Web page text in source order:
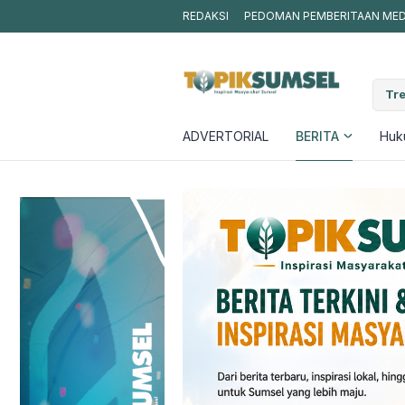
REDAKSI PEDOMAN PEMBERITAAN
ADVERTORIAL BERITA